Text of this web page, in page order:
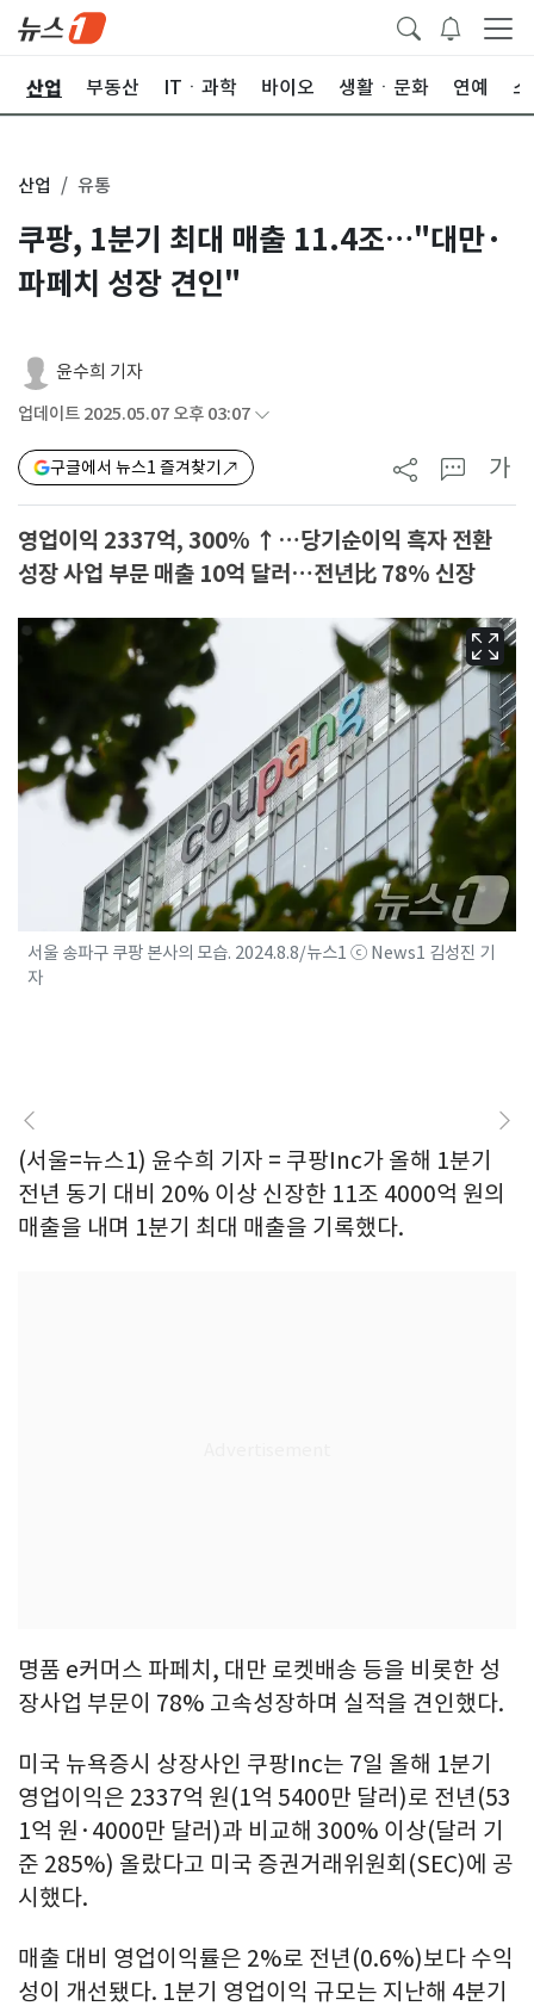
산업 부동산 ITㆍ과학 바이오 생활ㆍ문화 연예
산업 유통
쿠팡, 1분기 최대 매출 11.4조…"대만·
파페치 성장 견인"
윤수희 기자
업데이트 2025.05.07 오후 03:07
구글에서 뉴스1 즐겨찾기 가
영업이익 2337억, 300% ↑…당기순이익 흑자 전환
성장 사업 부문 매출 10억 달러…전년比 78% 신장
서울 송파구 쿠팡 본사의 모습. 2024.8.8/뉴스1 ⓒ News1 김성진 기
자
(서울=뉴스1) 윤수희 기자 = 쿠팡Inc가 올해 1분기
전년 동기 대비 20% 이상 신장한 11조 4000억 원의
매출을 내며 1분기 최대 매출을 기록했다.
명품 e커머스 파페치, 대만 로켓배송 등을 비롯한 성
장사업 부문이 78% 고속성장하며 실적을 견인했다.
미국 뉴욕증시 상장사인 쿠팡Inc는 7일 올해 1분기
영업이익은 2337억 원(1억 5400만 달러)로 전년(53
1억 원·4000만 달러)과 비교해 300% 이상(달러 기
준 285%) 올랐다고 미국 증권거래위원회(SEC)에 공
시했다.
매출 대비 영업이익률은 2%로 전년(0.6%)보다 수익
성이 개선됐다. 1분기 영업이익 규모는 지난해 4분기